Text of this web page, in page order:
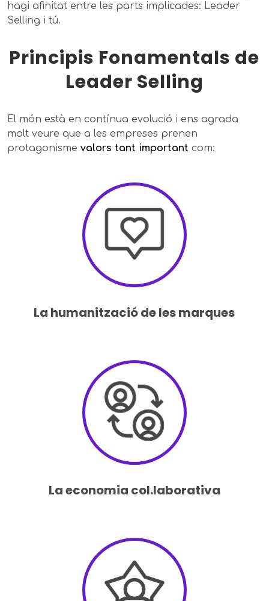
hagi afinitat entre les parts implicades: Leader
Selling i tú.
Principis Fonamentals de
Leader Selling
El món està en contínua evolució i ens agrada
molt veure que a les empreses prenen
protagonisme valors tant important com:
La humanització de les marques
La economia col.laborativa